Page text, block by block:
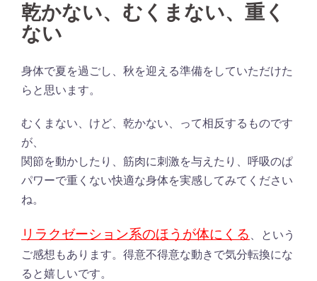
乾かない、むくまない、重く
ない
身体で夏を過ごし、秋を迎える準備をしていただけた
らと思います。
むくまない、けど、乾かない、って相反するものです
が、
関節を動かしたり、筋肉に刺激を与えたり、呼吸のぱ
パワーで重くない快適な身体を実感してみてください
ね。
リラクゼーション系のほうが体にくる 、という
ご感想もあります。得意不得意な動きで気分転換にな
ると嬉しいです。